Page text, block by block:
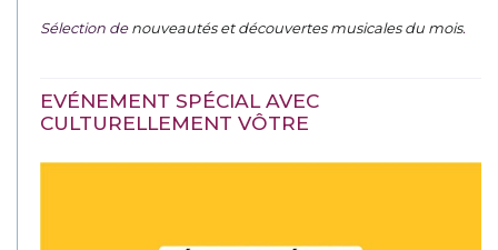
Sélection denouveautés et découvertes musicales du mois.
EVÉNEMENT SPÉCIAL AVEC
CULTURELLEMENT VÔTRE